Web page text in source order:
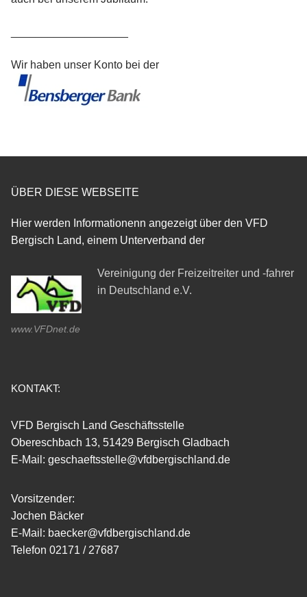
Wir haben unser Konto bei der
ÜBER DIESE WEBSEITE
Hier werden Informationenn angezeigt über den VFD
Bergisch Land, einem Unterverband der
www.VFDnet.de
Vereinigung der Freizeitreiter und -fahrer
in Deutschland e.V.
KONTAKT:
VFD Bergisch Land Geschäftsstelle
Obereschbach 13, 51429 Bergisch Gladbach
E-Mail: geschaeftsstelle@vfdbergischland.de
Vorsitzender:
Jochen Bäcker
E-Mail: baecker@vfdbergischland.de
Telefon 02171 / 27687